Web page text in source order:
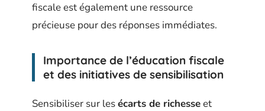
fiscale est également une ressource
précieuse pour des réponses immédiates.
Importance de l’éducation fiscale
et des initiatives de sensibilisation
Sensibiliser sur lesécarts de richesseet